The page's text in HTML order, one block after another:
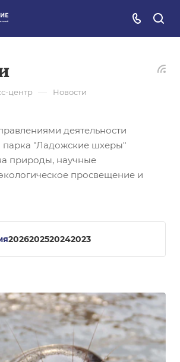
центр — Новости
деятельности
парка "Ладожские шхеры"
природы, научные
просвещение и
2026202520242023